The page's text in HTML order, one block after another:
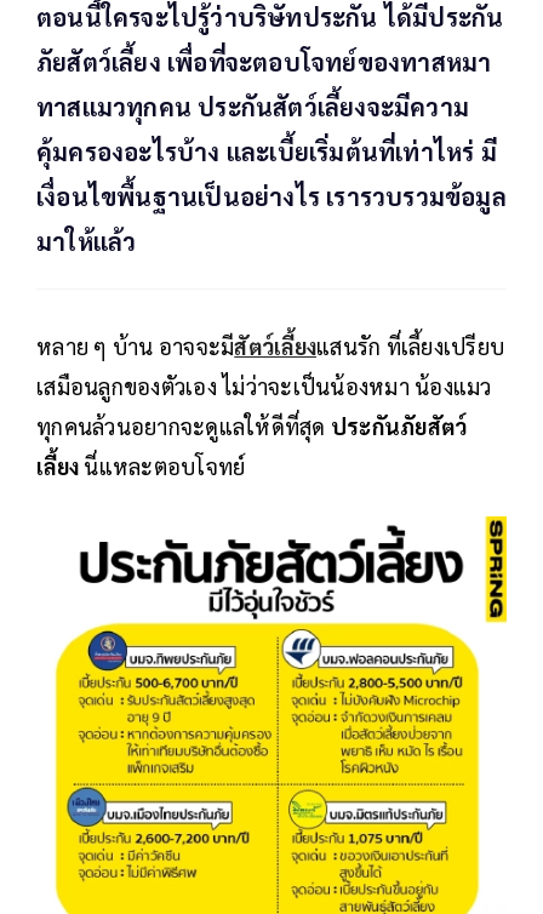
ตอนนี้ใครจะไปรู้ว่าบริษัทประกัน ได้มีประกัน
ภัยสัตว์เลี้ยง เพื่อที่จะตอบโจทย์ของทาสหมา
ทาสแมวทุกคน ประกันสัตว์เลี้ยงจะมีความ
คุ้มครองอะไรบ้าง และเบี้ยเริ่มต้นที่เท่าไหร่ มี
เงื่อนไขพื้นฐานเป็นอย่างไร เรารวบรวมข้อมูล
มาให้แล้ว
หลาย ๆ บ้าน อาจจะมีสัตว์เลี้ยงแสนรัก ที่เลี้ยงเปรียบ
เสมือนลูกของตัวเอง ไม่ว่าจะเป็นน้องหมา น้องแมว
ทุกคนล้วนอยากจะดูแลให้ดีที่สุด ประกันภัยสัตว์
เลี้ยง นี่แหละตอบโจทย์